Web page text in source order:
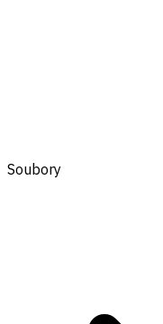
Soubory